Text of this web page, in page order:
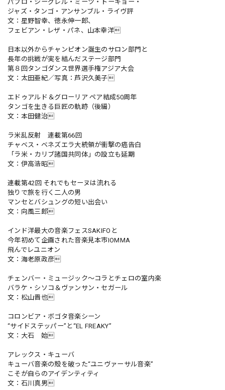
パブロ・シーグレル・ミーツ・トーキョー・
ジャズ・タンゴ・アンサンブル・ライヴ評
文：星野智幸、徳永伸一郎、
フェビアン・レザ・パネ、山本幸洋
日本以外からチャンピオン誕生のサロン部門と
長年の挑戦が実を結んだステージ部門
第８回タンゴダンス世界選手権アジア大会
文：太田亜紀／写真：芦沢久美子
エドゥアルド＆グローリア ペア結成50周年
タンゴを生きる巨匠の軌跡（後編）
文：本田健治
ラ米乱反射 連載第66回
チャベス・ベネズエラ大統領が衝撃の癌告白
「ラ米・カリブ諸国共同体」の設立も延期
文：伊高浩昭
連載第42回 それでもセーヌは流れる
独りで旅を行く二人の男
マンセとバシュングの短い出会い
文：向風三郎
インド洋最大の音楽フェスSAKIFOと
今年初めて企画された音楽見本市IOMMA
飛んでレユニオン
文：海老原政彦
チェンバー・ミュージック〜コラとチェロの室内楽
バラケ・シソコ＆ヴァンサン・セガール
文：松山晋也
コロンビア・ボゴタ音楽シーン
“サイドステッパー”と“EL FREAKY”
文：大石 始
アレックス・キューバ
キューバ音楽の殻を破った“ユニヴァーサル音楽”
こそが自らのアイデンティティ
文：石川真男